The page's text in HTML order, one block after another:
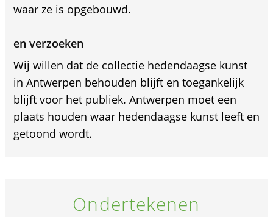
waar ze is opgebouwd.
en verzoeken
Wij willen dat de collectie hedendaagse kunst
in Antwerpen behouden blijft en toegankelijk
blijft voor het publiek. Antwerpen moet een
plaats houden waar hedendaagse kunst leeft en
getoond wordt.
Ondertekenen